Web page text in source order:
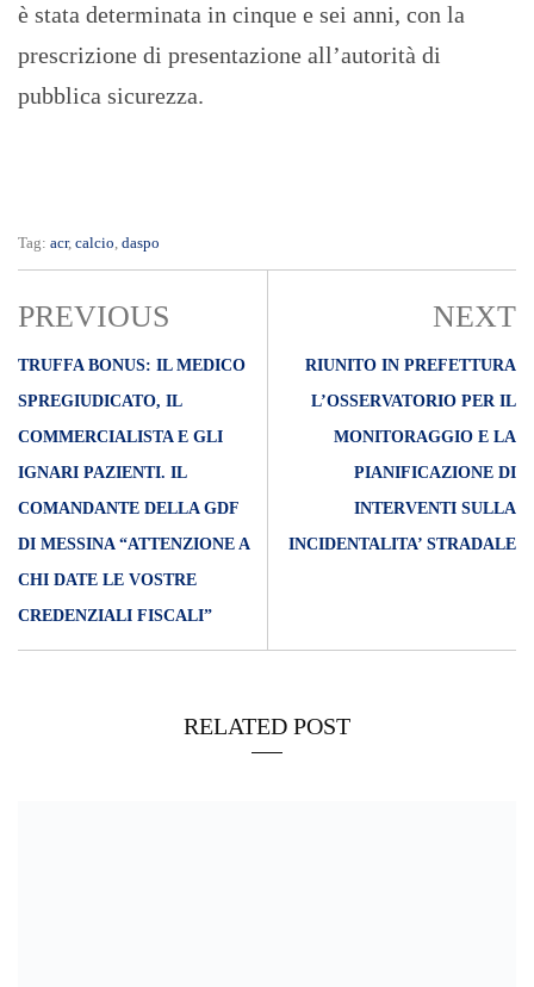
è stata determinata in cinque e sei anni, con la
prescrizione di presentazione all’autorità di
pubblica sicurezza.
Tag: acr, calcio, daspo
PREVIOUS
TRUFFA BONUS: IL MEDICO
SPREGIUDICATO, IL
COMMERCIALISTA E GLI
IGNARI PAZIENTI. IL
COMANDANTE DELLA GDF
DI MESSINA “ATTENZIONE A
CHI DATE LE VOSTRE
CREDENZIALI FISCALI”
NEXT
RIUNITO IN PREFETTURA
L’OSSERVATORIO PER IL
MONITORAGGIO E LA
PIANIFICAZIONE DI
INTERVENTI SULLA
INCIDENTALITA’ STRADALE
RELATED POST